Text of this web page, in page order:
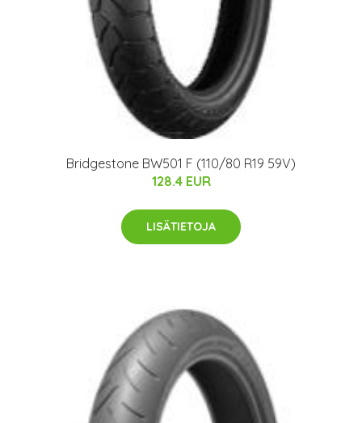
Bridgestone BW501 F (110/80 R19 59V)
128.4 EUR
LISÄTIETOJA